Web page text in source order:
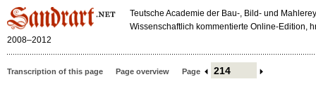
Teutsche Academie der Bau-, Bild- und
Wissenschaftlich kommentierte Online-Edition,
2008–2012
Transcription of this page Page overview Page